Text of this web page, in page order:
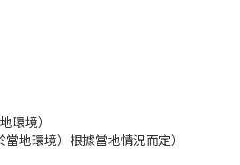
環境）
地環境）根據當地情況而定）